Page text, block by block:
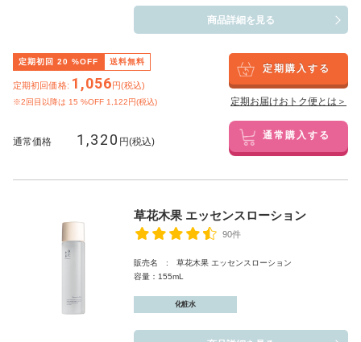
商品詳細を見る
定期初回 20 %OFF 送料無料
定期初回価格: 1,056円(税込)
※2回目以降は 15 %OFF 1,122円(税込)
定期購入する
定期お届けおトク便とは＞
通常価格 1,320 円(税込) 通常購入する
草花木果 エッセンスローション
90件
販売名 : 草花木果 エッセンスローション
容量：155mL
化粧水